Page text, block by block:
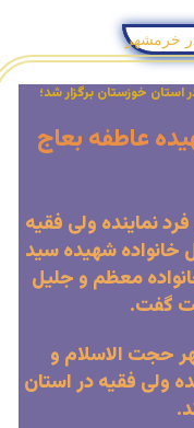
استان خوزستان برگزار شد؛
عاطفه بعاج
نماینده ولی فقیه
خانواده شهیده سید
معظم و جلیل
گفت.
حجت الاسلام و
ولی فقیه در استان